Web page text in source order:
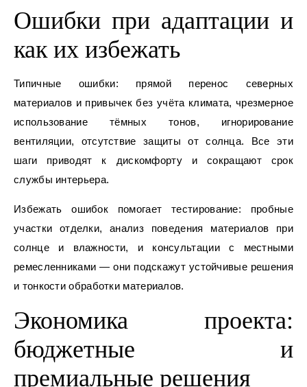
Ошибки при адаптации и
как их избежать
Типичные ошибки: прямой перенос северных
материалов и привычек без учёта климата, чрезмерное
использование тёмных тонов, игнорирование
вентиляции, отсутствие защиты от солнца. Все эти
шаги приводят к дискомфорту и сокращают срок
службы интерьера.
Избежать ошибок помогает тестирование: пробные
участки отделки, анализ поведения материалов при
солнце и влажности, и консультации с местными
ремесленниками — они подскажут устойчивые решения
и тонкости обработки материалов.
Экономика проекта:
бюджетные и
премиальные решения